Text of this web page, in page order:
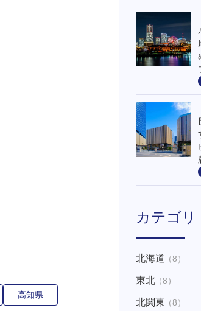
高知県
カテゴリ
北海道（8）
東北（8）
北関東（8）